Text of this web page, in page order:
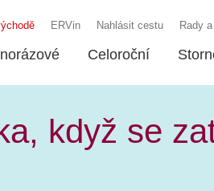
ERVin Nahlásit cestu Rady
Celoroční
když se